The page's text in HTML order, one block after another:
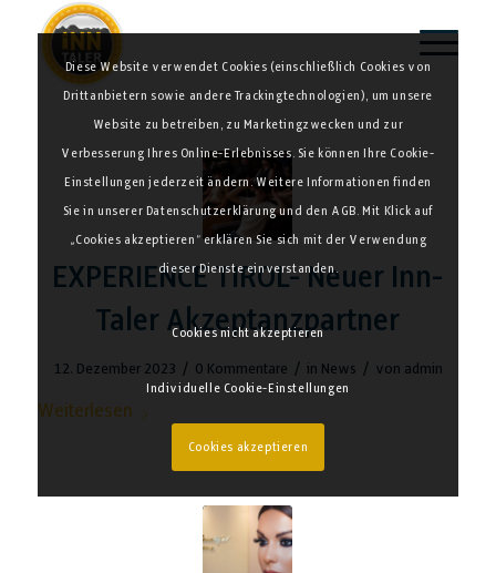
EXPERIENCE TIROL- Neuer Inn-
Taler Akzeptanzpartner
12. Dezember 2023 / 0 Kommentare / in News / von admin
Weiterlesen
Diese Website verwendet Cookies (einschließlich Cookies von
Drittanbietern sowie andere Trackingtechnologien), um unsere
Website zu betreiben, zu Marketingzwecken und zur
Verbesserung Ihres Online-Erlebnisses. Sie können Ihre Cookie-
Einstellungen jederzeit ändern. Weitere Informationen finden
Sie in unserer Datenschutzerklärung und den AGB. Mit Klick auf
„Cookies akzeptieren“ erklären Sie sich mit der Verwendung
dieser Dienste einverstanden.
Cookies nicht akzeptieren
Individuelle Cookie-Einstellungen
Cookies akzeptieren